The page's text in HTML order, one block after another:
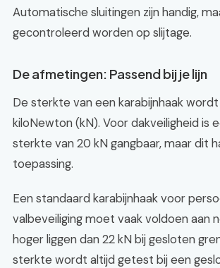
Automatische sluitingen zijn handig,
gecontroleerd worden op slijtage.
De afmetingen: Passend bij je lijn
De sterkte van een karabijnhaak
kiloNewton (kN). Voor dakveiligheid is
sterkte van 20 kN gangbaar, maar dit
toepassing.
Een standaard karabijnhaak voor
valbeveiliging moet vaak voldoen aan
hoger liggen dan 22 kN bij gesloten
sterkte wordt altijd getest bij een